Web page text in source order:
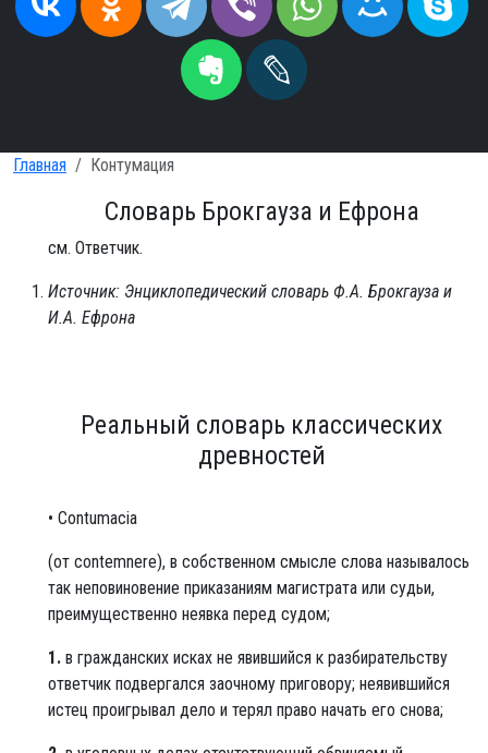
Главная Контумация
Словарь Брокгауза и Ефрона
см. Ответчик.
Источник: Энциклопедический словарь Ф.А. Брокгауза и
И.А. Ефрона
Реальный словарь классических
древностей
• Contumacia
(от contemnere), в собственном смысле слова называлось
так неповиновение приказаниям магистрата или судьи,
преимущественно неявка перед судом;
1. в гражданских исках не явившийся к разбирательству
ответчик подвергался заочному приговору; неявившийся
истец проигрывал дело и терял право начать его снова;